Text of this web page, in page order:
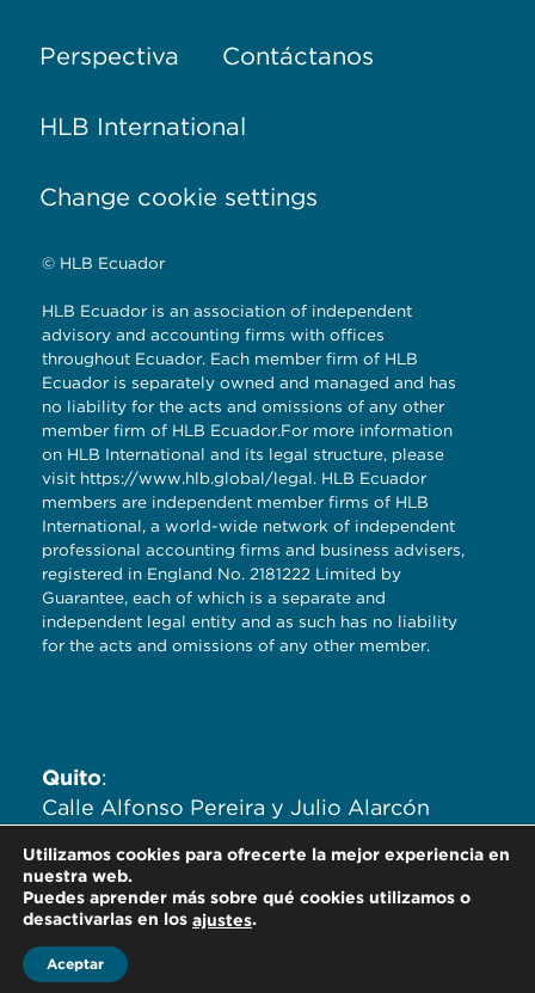
Perspectiva Contáctanos
HLB International
Change cookie settings
© HLB Ecuador
HLB Ecuador is an association of independent
advisory and accounting firms with offices
throughout Ecuador. Each member firm of HLB
Ecuador is separately owned and managed and has
no liability for the acts and omissions of any other
member firm of HLB Ecuador.For more information
on HLB International and its legal structure, please
visit https://www.hlb.global/legal. HLB Ecuador
members are independent member firms of HLB
International, a world-wide network of independent
professional accounting firms and business advisers,
registered in England No. 2181222 Limited by
Guarantee, each of which is a separate and
independent legal entity and as such has no liability
for the acts and omissions of any other member.
Quito:
Calle Alfonso Pereira y Julio Alarcón
704,705,706.
Utilizamos cookies para ofrecerte la mejor experiencia en
nuestra web.
Puedes aprender más sobre qué cookies utilizamos o
desactivarlas en los ajustes.
Aceptar